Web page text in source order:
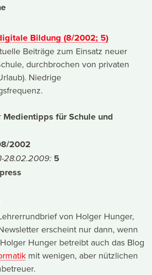
Bildung (8/2002; 5)
Beiträge zum Einsatz neuer
durchbrochen von privaten
Niedrige
Medientipps für Schule und
2002
28.02.2009: 5
von Holger Hunger,
erscheint nur dann, wenn
Hunger betreibt auch das Blog
mit wenigen, aber nützlichen